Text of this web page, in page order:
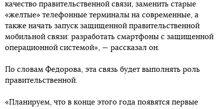
качество правительственной связи, заменить старые
«желтые» телефонные терминалы на современные, а
также начать запуск защищенной правительственной
мобильной связи: разработать смартфоны с защищенной
операционной системой», — рассказал он.
По словам Федорова, эта связь будет выполнять роль
правительственной.
«Планируем, что в конце этого года появятся первые